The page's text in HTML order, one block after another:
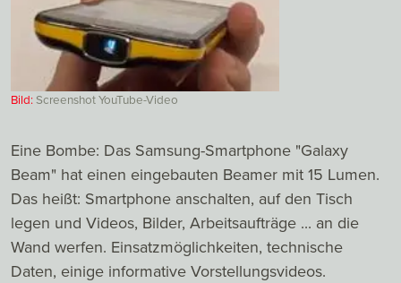
Bild:Screenshot YouTube-Video
Eine Bombe: Das Samsung-Smartphone "Galaxy
Beam" hat einen eingebauten Beamer mit 15 Lumen.
Das heißt: Smartphone anschalten, auf den Tisch
legen und Videos, Bilder, Arbeitsaufträge ... an die
Wand werfen. Einsatzmöglichkeiten, technische
Daten, einige informative Vorstellungsvideos.